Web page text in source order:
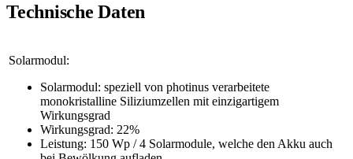
Technische Daten
Solarmodul:
Solarmodul: speziell von photinus verarbeitete
monokristalline Siliziumzellen mit einzigartigem
Wirkungsgrad
Wirkungsgrad: 22%
Leistung: 150 Wp / 4 Solarmodule, welche den Akku auch